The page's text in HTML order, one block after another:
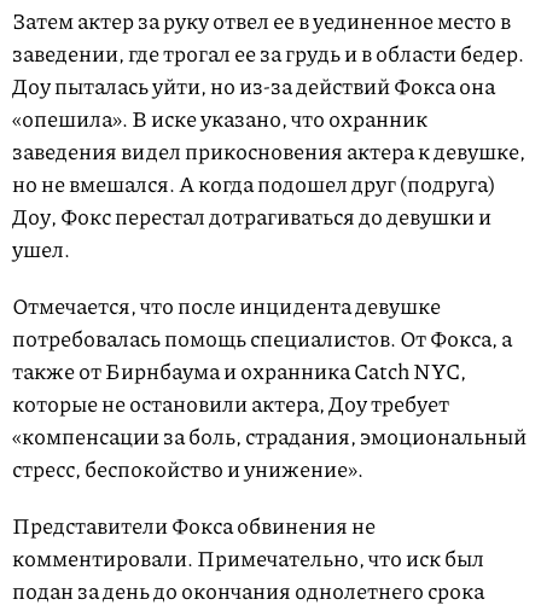
Затем актер за руку отвел ее в уединенное место в
заведении, где трогал ее за грудь и в области бедер.
Доу пыталась уйти, но из-за действий Фокса она
«опешила». В иске указано, что охранник
заведения видел прикосновения актера к девушке,
но не вмешался. А когда подошел друг (подруга)
Доу, Фокс перестал дотрагиваться до девушки и
ушел.
Отмечается, что после инцидента девушке
потребовалась помощь специалистов. От Фокса, а
также от Бирнбаума и охранника Catch NYC,
которые не остановили актера, Доу требует
«компенсации за боль, страдания, эмоциональный
стресс, беспокойство и унижение».
Представители Фокса обвинения не
комментировали. Примечательно, что иск был
подан за день до окончания однолетнего срока